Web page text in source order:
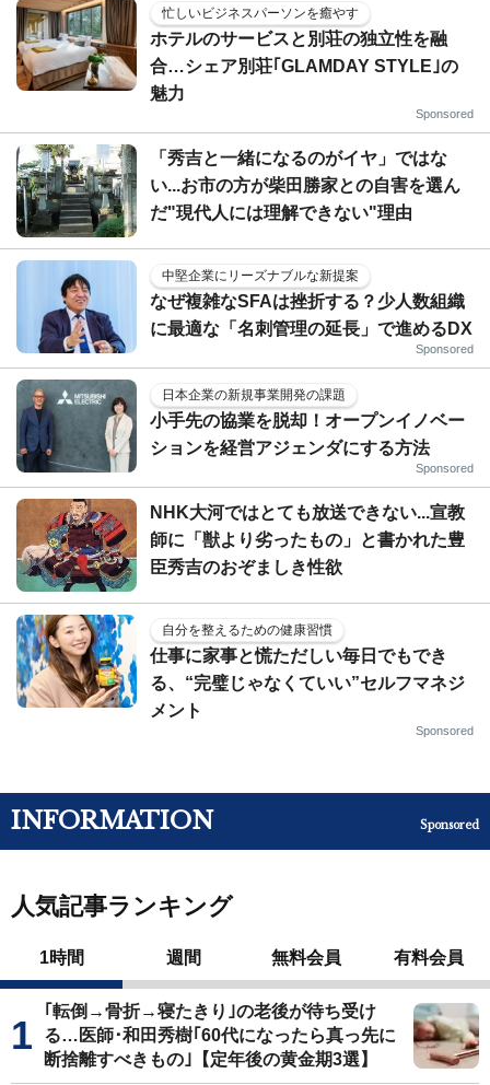
忙しいビジネスパーソンを癒やす
ホテルのサービスと別荘の独立性を融
合…シェア別荘｢GLAMDAY STYLE｣の
魅力
Sponsored
「秀吉と一緒になるのがイヤ」ではな
い...お市の方が柴田勝家との自害を選ん
だ"現代人には理解できない"理由
中堅企業にリーズナブルな新提案
なぜ複雑なSFAは挫折する？少人数組織
に最適な「名刺管理の延長」で進めるDX
Sponsored
日本企業の新規事業開発の課題
小手先の協業を脱却！オープンイノベー
ションを経営アジェンダにする方法
Sponsored
NHK大河ではとても放送できない...宣教
師に「獣より劣ったもの」と書かれた豊
臣秀吉のおぞましき性欲
自分を整えるための健康習慣
仕事に家事と慌ただしい毎日でもでき
る、“完璧じゃなくていい”セルフマネジ
メント
Sponsored
INFORMATION Sponsored
人気記事ランキング
1時間 週間 無料会員 有料会員
｢転倒→骨折→寝たきり｣の老後が待ち受け
る…医師･和田秀樹｢60代になったら真っ先に
断捨離すべきもの｣【定年後の黄金期3選】